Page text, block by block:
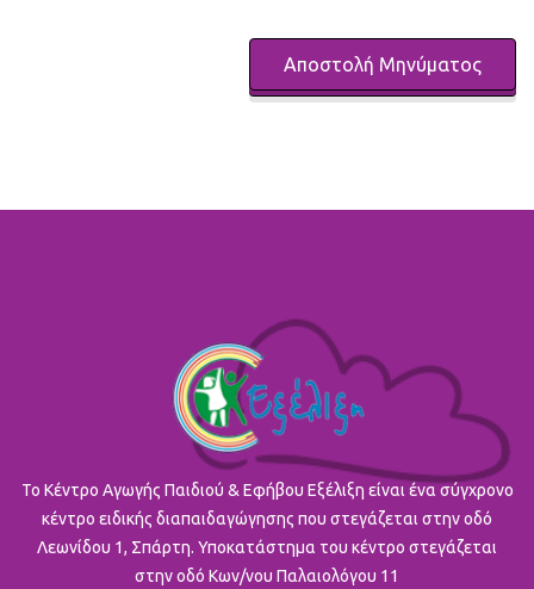
To Κέντρο Αγωγής Παιδιού & Εφήβου Εξέλιξη είναι ένα σύγχρονο
κέντρο ειδικής διαπαιδαγώγησης που στεγάζεται στην οδό
Λεωνίδου 1, Σπάρτη. Υποκατάστημα του κέντρο στεγάζεται
στην οδό Κων/νου Παλαιολόγου 11